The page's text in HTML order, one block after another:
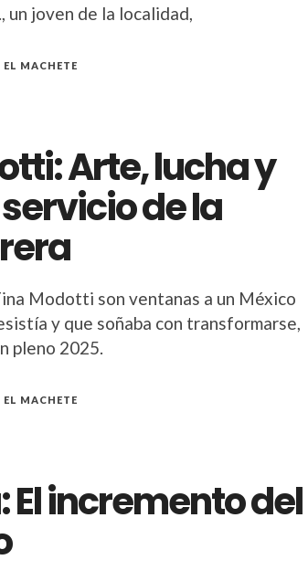
un joven de la localidad,
EL MACHETE
Arte, lucha y
de la
Modotti son ventanas a un México
y que soñaba con transformarse,
pleno 2025.
EL MACHETE
El incremento del